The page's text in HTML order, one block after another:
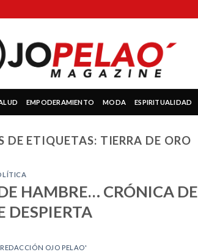
EMPODERAMIENTO MODA ESPIRITUALIDAD
DE ETIQUETAS: TIERRA DE ORO
HAMBRE… CRÓNICA DE
DESPIERTA
REDACCIÓN OJO PELAO'